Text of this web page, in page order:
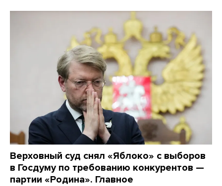
Верховный суд снял «Яблоко» с выборов
в Госдуму по требованию конкурентов —
партии «Родина». Главное